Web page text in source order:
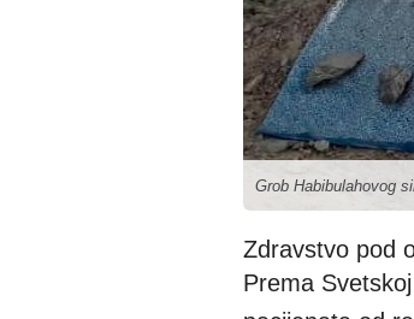
Grob Habibulahovog
Zdravstvo pod
Prema